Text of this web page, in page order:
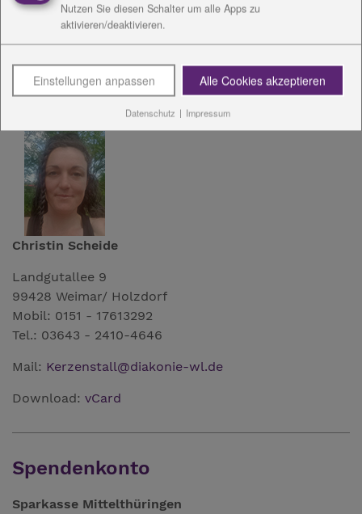
Einrichtungsanschrift /
Rechnungsanschrift
Kontakt
Christin Scheide
Landgutallee 9
99428 Weimar/ Holzdorf
Mobil: 0151 - 17613292
Tel.: 03643 - 2410-4646
Mail: Kerzenstall@diakonie-wl.de
Download: vCard
Spendenkonto
Sparkasse Mittelthüringen
Nutzen Sie diesen Schalter um alle Apps zu
aktivieren/deaktivieren.
Einstellungen anpassen Alle Cookies akzeptieren
Datenschutz | Impressum